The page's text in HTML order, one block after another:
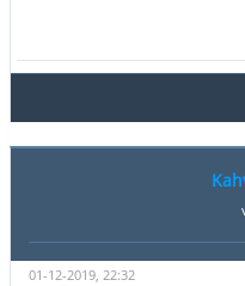
01-12-2019, 22:32